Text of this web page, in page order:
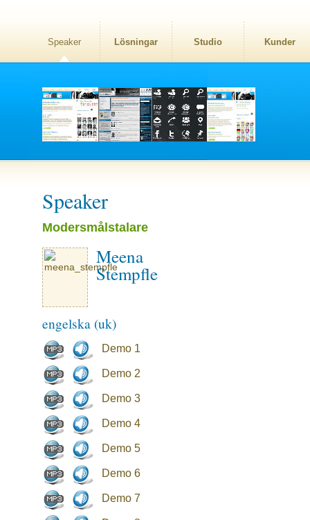
Speaker Lösningar Studio Kunder
Speaker
Modersmålstalare
Meena
Stempfle
engelska (uk)
Demo 1
Demo 2
Demo 3
Demo 4
Demo 5
Demo 6
Demo 7